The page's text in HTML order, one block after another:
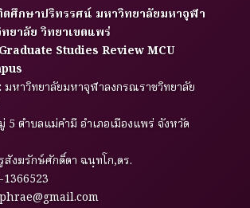
ศึกษาปริทรรศน์ มหาวิทยาลัยมหาจุฬา
ยาลัย วิทยาเขตแพร่
Studies Review MCU
มหาวิทยาลัยมหาจุฬาลงกรณราชวิทยาลัย
5 ตำบลแม่คำมี อำเภอเมืองแพร่ จังหวัด
สังฆรักษ์ศักดิ์ดา ฉนฺทโก,ดร.